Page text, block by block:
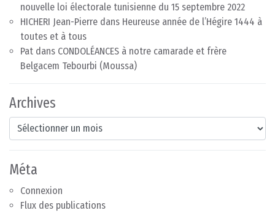
nouvelle loi électorale tunisienne du 15 septembre 2022
HICHERI Jean-Pierre dans Heureuse année de l’Hégire 1444 à
toutes et à tous
Pat dans CONDOLÉANCES à notre camarade et frère
Belgacem Tebourbi (Moussa)
Archives
Archives
Méta
Connexion
Flux des publications